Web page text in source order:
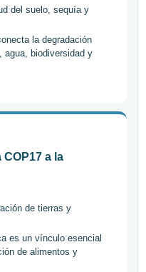
del suelo, sequía y
la degradación
agua, biodiversidad y
a la
de tierras y
es un vínculo esencial
de alimentos y